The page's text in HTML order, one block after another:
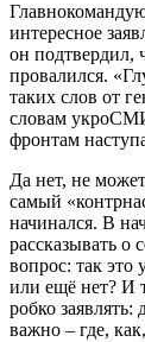
интересное
он подтвердил,
провалился.
таких слов от
словам
фронтам
Да нет, не
самый
начинался. В
рассказывать о
вопрос: так это
или ещё нет? И
робко
важно – где,